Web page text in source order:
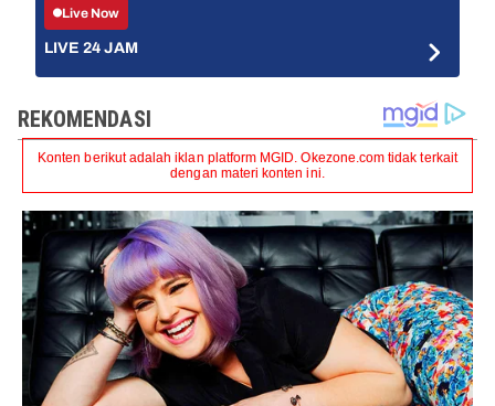
Live Now
LIVE 24 JAM